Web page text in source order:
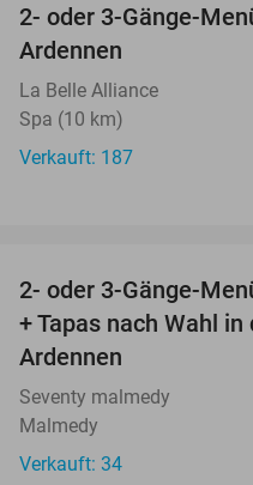
2- oder 3-Gänge-
Ardennen
La Belle Alliance
Spa (10 km)
Verkauft: 187
2- oder 3-Gänge-
+ Tapas nach Wahl
Ardennen
Seventy malmedy
Malmedy
Verkauft: 34